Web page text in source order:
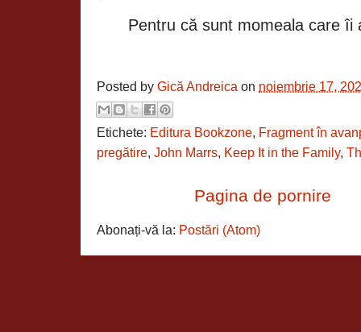
Pentru că sunt momeala careîi
Posted by Gică Andreica on noiembrie 17,
Etichete: Editura Bookzone, Fragment în
pregătire, John Marrs, Keep It in the Family,
Pagina de pornire
Abonați-vă la: Postări (Atom)